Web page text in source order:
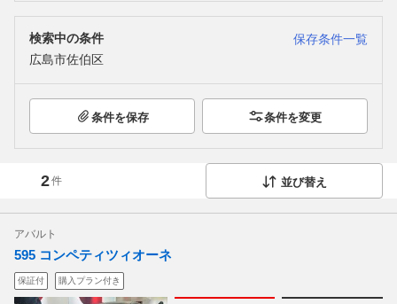
検索中の条件
保存条件一覧
広島市佐伯区
条件を保存 条件を変更
2件 並び替え
アバルト
595 コンペティツィオーネ
保証付 購入プラン付き